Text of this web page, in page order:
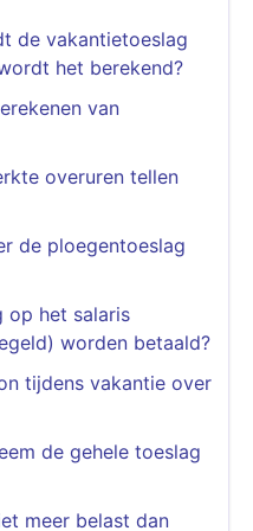
de vakantietoeslag
het berekend?
van
overuren tellen
de ploegentoeslag
op het salaris
worden betaald?
tijdens vakantie over
de gehele toeslag
meer belast dan